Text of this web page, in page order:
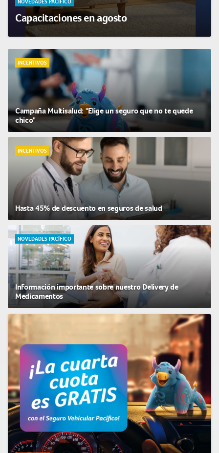
NOVEDADES PACÍFICO
Capacitaciones en agosto
INCENTIVOS
Campaña Multisalud: "Elige un seguro que no te quede
chico"
INCENTIVOS
Hasta 45% de descuento en seguros de salud
NOVEDADES PACÍFICO
Información importante sobre nuestro Delivery de
Medicamentos